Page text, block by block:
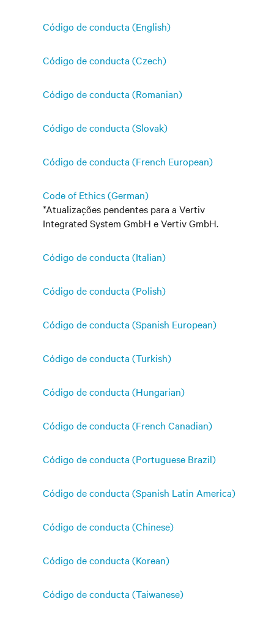
Código de conducta (English)
Código de conducta (Czech)
Código de conducta (Romanian)
Código de conducta (Slovak)
Código de conducta (French European)
Code of Ethics (German)
*Atualizações pendentes para a Vertiv
Integrated System GmbH e Vertiv GmbH.
Código de conducta (Italian)
Código de conducta (Polish)
Código de conducta (Spanish European)
Código de conducta (Turkish)
Código de conducta (Hungarian)
Código de conducta (French Canadian)
Código de conducta (Portuguese Brazil)
Código de conducta (Spanish Latin America)
Código de conducta (Chinese)
Código de conducta (Korean)
Código de conducta (Taiwanese)